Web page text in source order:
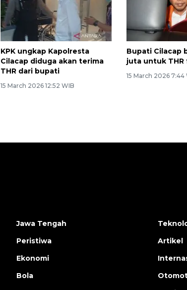
KPK ungkap Kapolresta
Cilacap diduga akan terima
THR dari bupati
15 March 2026 12:52 WIB
Bupati Cilacap
juta untuk
15 March 2026 7:44
Jawa Tengah
Peristiwa
Ekonomi
Bola
Artikel